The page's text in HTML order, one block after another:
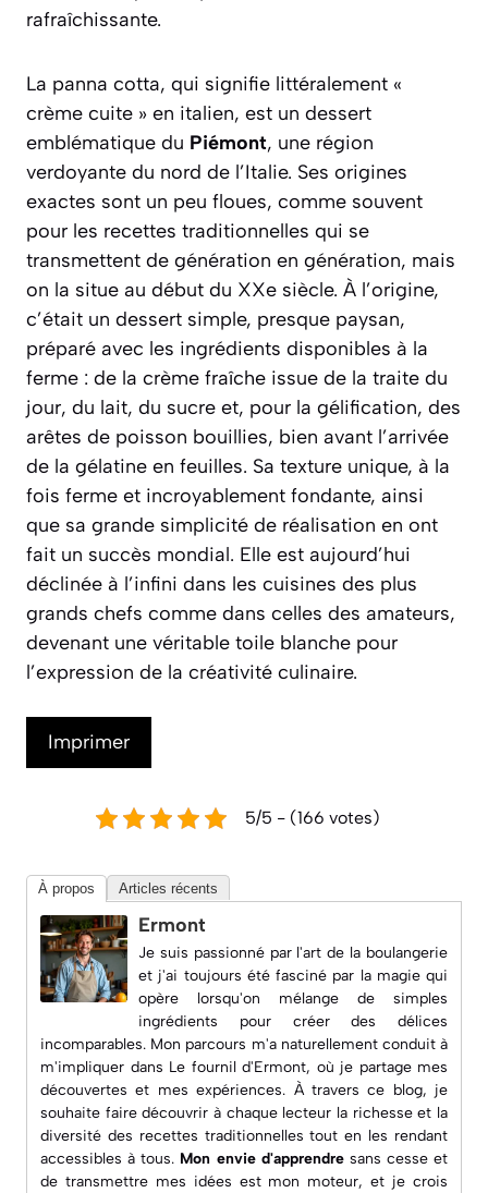
rafraîchissante.
La panna cotta, qui signifie littéralement «
crème cuite » en italien, est un dessert
emblématique du Piémont, une région
verdoyante du nord de l’Italie. Ses origines
exactes sont un peu floues, comme souvent
pour les recettes traditionnelles qui se
transmettent de génération en génération, mais
on la situe au début du XXe siècle. À l’origine,
c’était un dessert simple, presque paysan,
préparé avec les ingrédients disponibles à la
ferme : de la crème fraîche issue de la traite du
jour, du lait, du sucre et, pour la gélification, des
arêtes de poisson bouillies, bien avant l’arrivée
de la gélatine en feuilles. Sa texture unique, à la
fois ferme et incroyablement fondante, ainsi
que sa grande simplicité de réalisation en ont
fait un succès mondial. Elle est aujourd’hui
déclinée à l’infini dans les cuisines des plus
grands chefs comme dans celles des amateurs,
devenant une véritable toile blanche pour
l’expression de la créativité culinaire.
Imprimer
5/5 - (166 votes)
À propos Articles récents
Ermont
Je suis passionné par l'art de la boulangerie
et j'ai toujours été fasciné par la magie qui
opère lorsqu'on mélange de simples
ingrédients pour créer des délices
incomparables. Mon parcours m'a naturellement conduit à
m'impliquer dans Le fournil d'Ermont, où je partage mes
découvertes et mes expériences. À travers ce blog, je
souhaite faire découvrir à chaque lecteur la richesse et la
diversité des recettes traditionnelles tout en les rendant
accessibles à tous. Mon envie d'apprendresans cesse et
de transmettre mes idées est mon moteur, et je crois